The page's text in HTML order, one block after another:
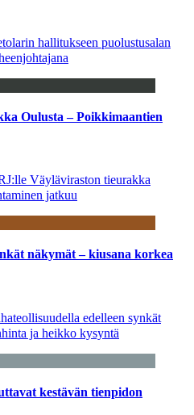
hallitukseen puolustusalan
Oulusta – Poikkimaantien
Väyläviraston tieurakka
jatkuu
näkymät – kiusana korkea
edelleen synkät
ja heikko kysyntä
kestävän tienpidon